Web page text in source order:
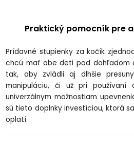
Praktický pomocník pre
Prídavné stupienky za kočík
chcú mať obe deti pod dohľadom
tak, aby zvládli aj dlhšie
manipuláciu, či už pri používaní
univerzálnym možnostiam
sú tieto doplnky investíciou, ktorá
oplatí.